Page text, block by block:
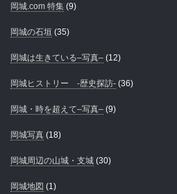
岡城.com 特集 (9)
岡城の石垣 (35)
岡城は生きている–写真– (12)
岡城ヒストリー -歴史探訪- (36)
岡城・時を超えて–写真– (9)
岡城写真 (18)
岡城周辺の山城・支城 (30)
岡城地図 (1)